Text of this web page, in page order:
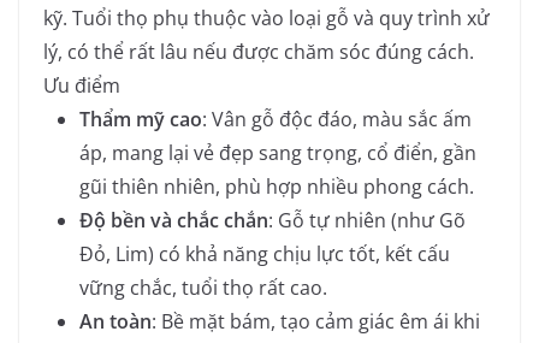
kỹ. Tuổi thọ phụ thuộc vào loại gỗ và quy trình xử
lý, có thể rất lâu nếu được chăm sóc đúng cách.
Ưu điểm
Thẩm mỹ cao: Vân gỗ độc đáo, màu sắc ấm
áp, mang lại vẻ đẹp sang trọng, cổ điển, gần
gũi thiên nhiên, phù hợp nhiều phong cách.
Độ bền và chắc chắn: Gỗ tự nhiên (như Gõ
Đỏ, Lim) có khả năng chịu lực tốt, kết cấu
vững chắc, tuổi thọ rất cao.
An toàn: Bề mặt bám, tạo cảm giác êm ái khi